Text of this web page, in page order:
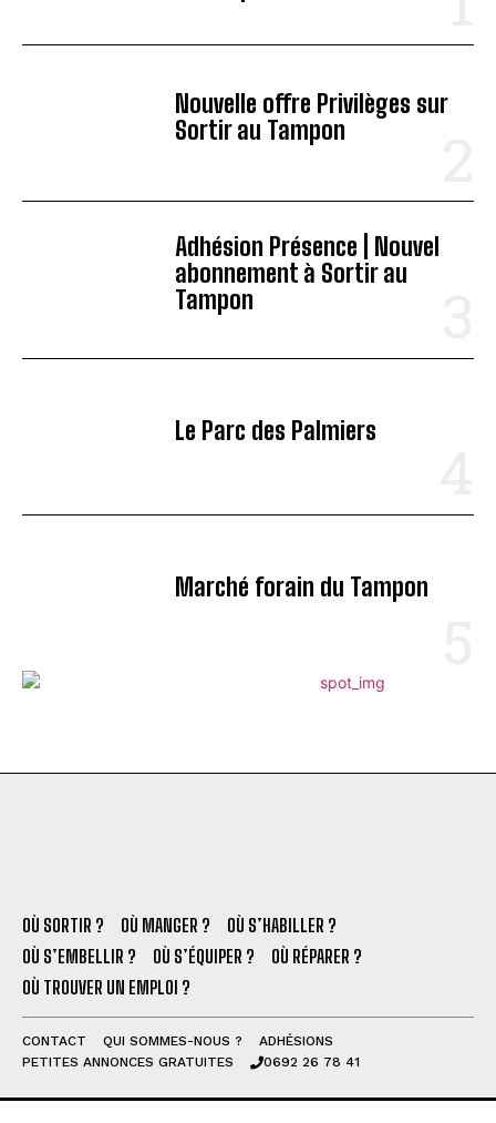
Nouvelle offre Privilèges sur
Sortir au Tampon
Adhésion Présence | Nouvel
abonnement à Sortir au
Tampon
Le Parc des Palmiers
Marché forain du Tampon
OÙ SORTIR ? OÙ MANGER ?
OÙ S’HABILLER ?
OÙ S’EMBELLIR ?
OÙ S’ÉQUIPER ?
OÙ RÉPARER ?
OÙ TROUVER UN EMPLOI ?
CONTACT QUI SOMMES-NOUS ?
ADHÉSIONS
PETITES ANNONCES GRATUITES
0692 26 78 41